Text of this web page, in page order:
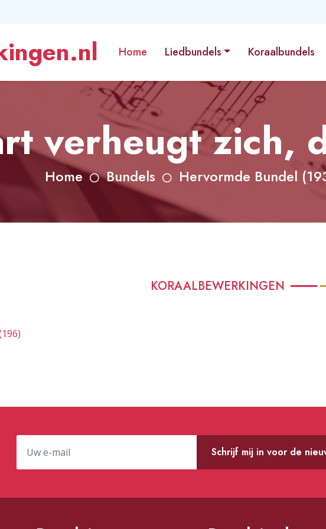
Home Liedbundels Koraalbundels
verheugt zich,
Home Bundels Hervormde Bundel
KORAALBEWERKINGEN
Schrijf mij in voor de